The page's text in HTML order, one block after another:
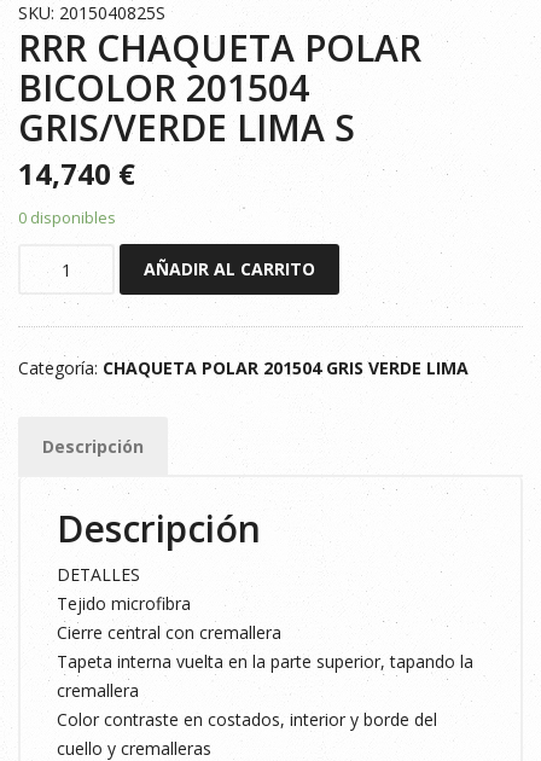
SKU: 2015040825S
RRR CHAQUETA POLAR
BICOLOR 201504
GRIS/VERDE LIMA S
14,740€
0 disponibles
201504
cantidad
AÑADIR AL CARRITO
Categoría: CHAQUETA POLAR 201504 GRIS VERDE LIMA
Descripción
Descripción
DETALLES
Tejido microfibra
Cierre central con cremallera
Tapeta interna vuelta en la parte superior, tapando la
cremallera
Color contraste en costados, interior y borde del
cuello y cremalleras